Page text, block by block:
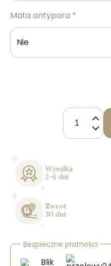
Mata antypara *
ilość
Lustro
Podświetlane
Owalne
w
Białej
Ramie
Klasyczne
Wysyłka
2-6 dni
Zwrot
30 dni
Bezpieczne płatności